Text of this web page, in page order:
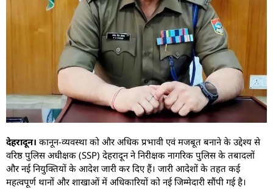
देहरादून। कानून-व्यवस्था को और अधिक प्रभावी एवं मजबूत बनाने के उद्देश्य से
वरिष्ठ पुलिस अधीक्षक (SSP) देहरादून ने निरीक्षक नागरिक पुलिस के तबादलों
और नई नियुक्तियों के आदेश जारी कर दिए हैं। जारी आदेशों के तहत कई
महत्वपूर्ण थानों और शाखाओं में अधिकारियों को नई जिम्मेदारी सौंपी गई है।